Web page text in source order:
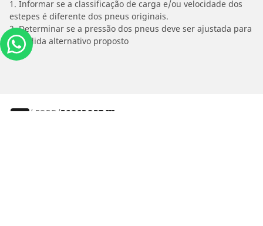
1. Informar se a classificação de carga e/ou velocidade dos
estepes é diferente dos pneus originais.
2. Determinar se a pressão dos pneus deve ser ajustada para
o medida alternativo proposto
/ FORD ECOSPORT III